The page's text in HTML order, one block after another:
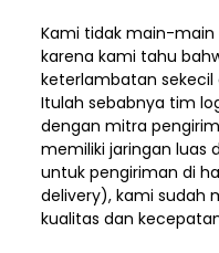
Kami tidak main-
karena kami tahu
keterlambatan sekecil
Itulah sebabnya tim
dengan mitra
memiliki jaringan luas
untuk pengiriman di
delivery), kami sudah
kualitas dan